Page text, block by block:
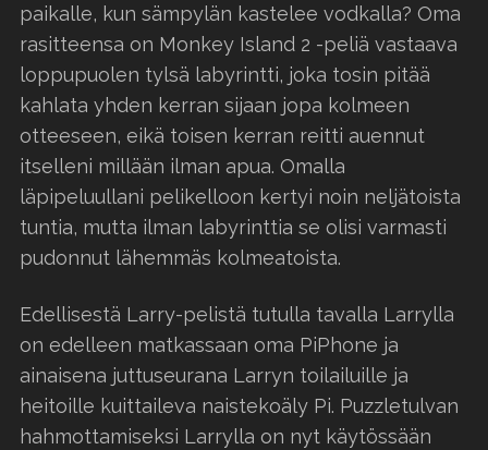
paikalle, kun sämpylän kastelee vodkalla? Oma
rasitteensa on Monkey Island 2 -peliä vastaava
loppupuolen tylsä labyrintti, joka tosin pitää
kahlata yhden kerran sijaan jopa kolmeen
otteeseen, eikä toisen kerran reitti auennut
itselleni millään ilman apua. Omalla
läpipeluullani pelikelloon kertyi noin neljätoista
tuntia, mutta ilman labyrinttia se olisi varmasti
pudonnut lähemmäs kolmeatoista.
Edellisestä Larry-pelistä tutulla tavalla Larrylla
on edelleen matkassaan oma PiPhone ja
ainaisena juttuseurana Larryn toilailuille ja
heitoille kuittaileva naistekoäly Pi. Puzzletulvan
hahmottamiseksi Larrylla on nyt käytössään